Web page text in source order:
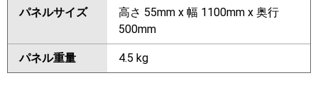
パネルサイズ
高さ 55mm x 幅 1100mm x 奥行
500mm
パネル重量 4.5 kg